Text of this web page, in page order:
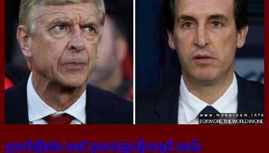
ក្រុម​កាំភ្លើង​ធំ៖ អេមរី ក្លាយ​ជា​គ្រូ​បង្វឹក​បន្ត​ពី វេនជ័រ